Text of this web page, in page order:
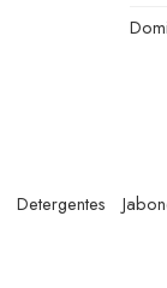
Detergentes